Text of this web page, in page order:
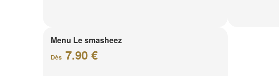
Menu Le smasheez
Dès 7.90 €